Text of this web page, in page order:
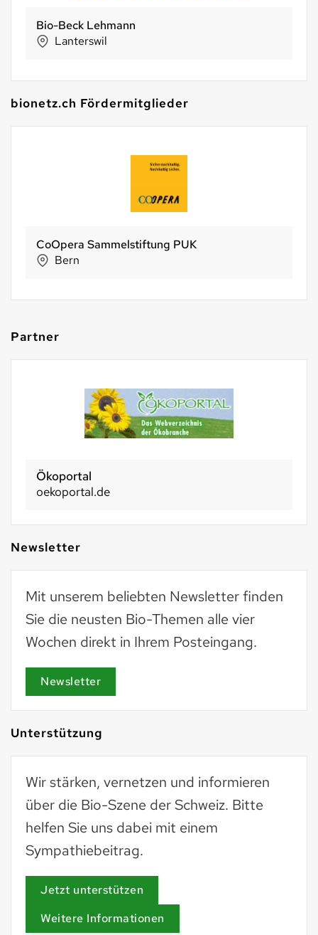
Bio-Beck Lehmann
Lanterswil
bionetz.ch Fördermitglieder
CoOpera Sammelstiftung PUK
Bern
Partner
Ökoportal
oekoportal.de
Newsletter
Mit unserem beliebten Newsletter finden
Sie die neusten Bio-Themen alle vier
Wochen direkt in Ihrem Posteingang.
Newsletter
Unterstützung
Wir stärken, vernetzen und informieren
über die Bio-Szene der Schweiz. Bitte
helfen Sie uns dabei mit einem
Sympathiebeitrag.
Jetzt unterstützen
Weitere Informationen